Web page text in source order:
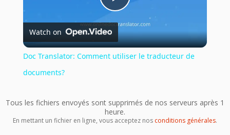
Play
Video
Watch on
Doc Translator: Comment utiliser le traducteur de
documents?
Tous les fichiers envoyés sont supprimés de nos serveurs après 1
heure.
En mettant un fichier en ligne, vous acceptez nos conditions générales.